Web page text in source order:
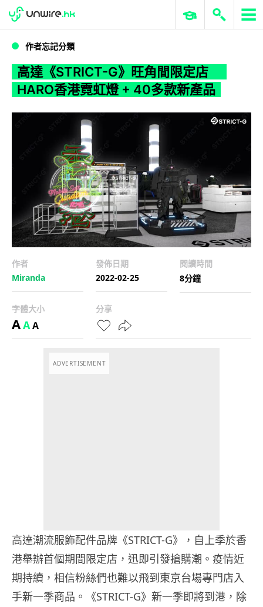
WWDC 2026 ERP 與商業 AI
作者忘記分類
高達《STRICT-G》旺角間限定店
HARO香港霓虹燈 + 40多款新產品
作者
Miranda
發佈日期
2022-02-25
閱讀時間
8分鐘
字體大小
AAA
分享
ADVERTISEMENT
高達潮流服飾配件品牌《STRICT-G》，自上季於香
港舉辦首個期間限定店，迅即引發搶購潮。疫情近
期持續，相信粉絲們也難以飛到東京台場專門店入
手新一季商品。《STRICT-G》新一季即將到港，除